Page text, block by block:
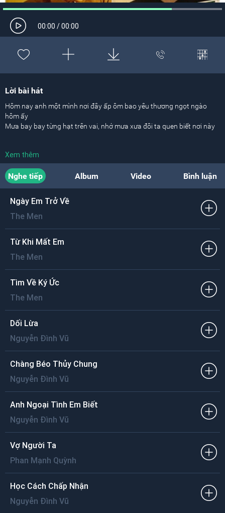
00:00 /00:00
Lời bài hát
Hôm nay anh một mình nơi đây ấp ôm bao yêu thương ngọt ngào
hôm ấy
Mưa bay bay từng hạt trên vai, nhớ mưa xưa đôi ta quen biết nơi này
chiếc lá
hỡi ký ức hỡi kỷ niệm ơi vẫn quanh ta nhưng xa vụt tầm tay với
Tiếc nuối những lúc ấy gần nhau, có yêu nhau nên xa nhau mới âu
Hỡi nước mắt hỡi những niềm đau hãy cho ta vô tâm quên phút ban
đầu …
Xem thêm
Nghe tiếp Album Video Bình luận
Ngày Em Trở Về
The Men
Từ Khi Mất Em
The Men
Tìm Về Ký Ức
The Men
Dối Lừa
Nguyễn Đình Vũ
Chàng Béo Thủy Chung
Nguyễn Đình Vũ
Anh Ngoại Tình Em Biết
Nguyễn Đình Vũ
Vợ Người Ta
Phan Mạnh Quỳnh
Học Cách Chấp Nhận
Nguyễn Đình Vũ